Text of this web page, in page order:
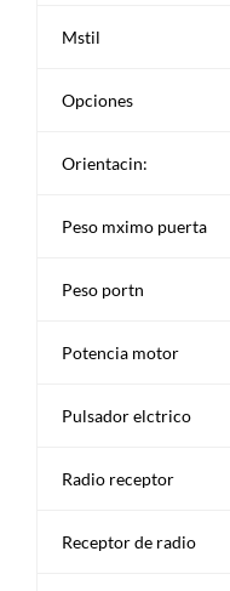
Mstil
Opciones
Orientacin:
Peso mximo puerta
Peso portn
Potencia motor
Pulsador elctrico
Radio receptor
Receptor de radio